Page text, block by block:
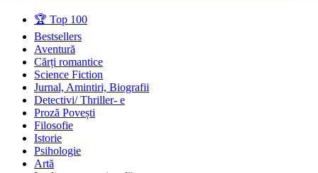
🏆 Top 100
Bestsellers
Aventură
Cărți romantice
Science Fiction
Jurnal, Amintiri, Biografii
Detectivi/ Thriller- e
Proză Povești
Filosofie
Istorie
Psihologie
Artă